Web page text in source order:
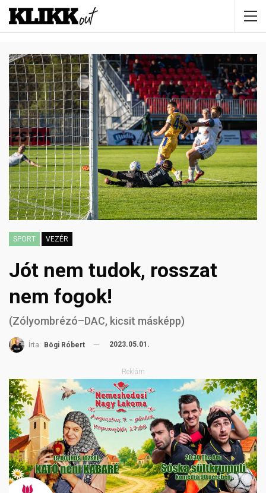
SPORT VEZÉR
Jót nem tudok, rosszat
nem fogok!
(Zólyombrézó–DAC, kicsit másképp)
Írta: Bögi Róbert 2023.05.01.
Reklám